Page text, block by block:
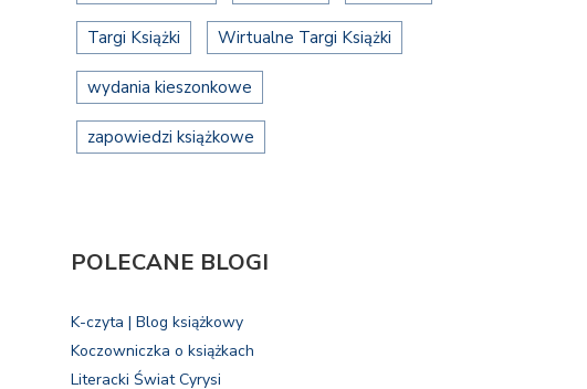
Targi Książki Wirtualne Targi Książki
wydania kieszonkowe
zapowiedzi książkowe
POLECANE BLOGI
K-czyta | Blog książkowy
Koczowniczka o książkach
Literacki Świat Cyrysi